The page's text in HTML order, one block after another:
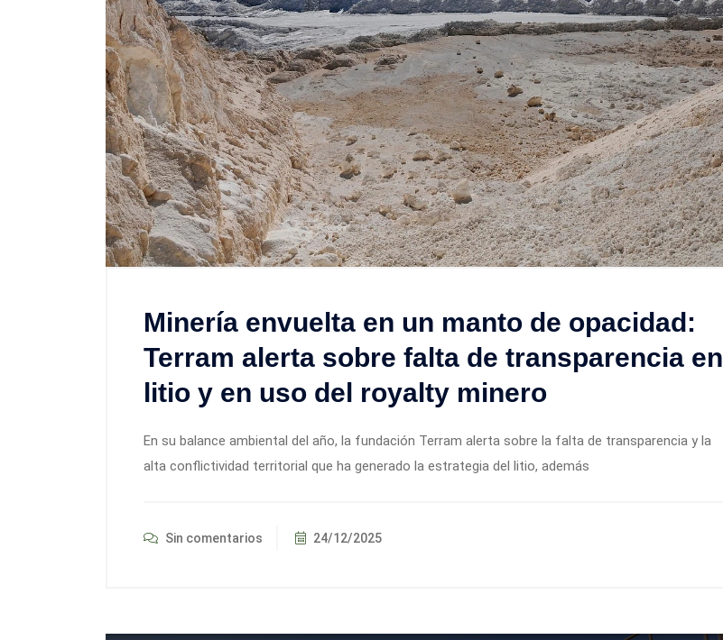
Minería envuelta en un manto de opacidad:
Terram alerta sobre falta de transparencia en
litio y en uso del royalty minero
En su balance ambiental del año, la fundación Terram alerta sobre la falta de transparencia y la
alta conflictividad territorial que ha generado la estrategia del litio, además
Sin comentarios 24/12/2025